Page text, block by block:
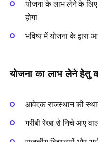
योजना के लाभ लेने के
होगा
भविष्य में योजना के द्वारा
योजना का लाभ लेने हेतु
आवेदक राजस्थान की
गरीबी रेखा से निचे आए